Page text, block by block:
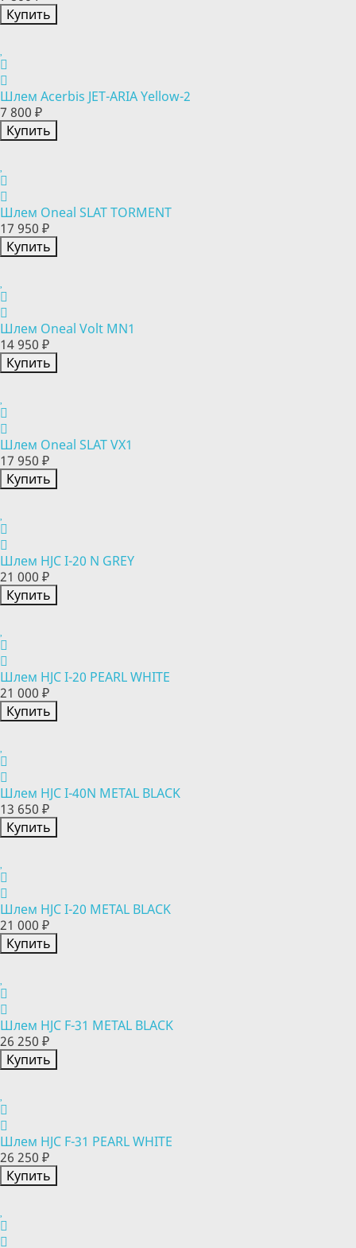
Купить
Шлем Acerbis JET-ARIA Yellow-2
7 800 ₽
Купить
Шлем Oneal SLAT TORMENT
17 950 ₽
Купить
Шлем Oneal Volt MN1
14 950 ₽
Купить
Шлем Oneal SLAT VX1
17 950 ₽
Купить
Шлем HJC I-20 N GREY
21 000 ₽
Купить
Шлем HJC I-20 PEARL WHITE
21 000 ₽
Купить
Шлем HJC I-40N METAL BLACK
13 650 ₽
Купить
Шлем HJC I-20 METAL BLACK
21 000 ₽
Купить
Шлем HJC F-31 METAL BLACK
26 250 ₽
Купить
Шлем HJC F-31 PEARL WHITE
26 250 ₽
Купить